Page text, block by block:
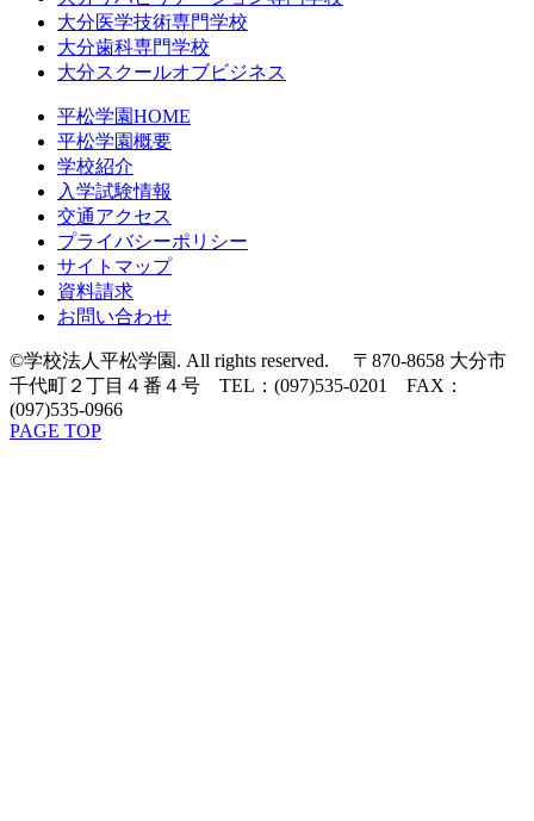
大分医学技術専門学校
大分歯科専門学校
大分スクールオブビジネス
平松学園HOME
平松学園概要
学校紹介
入学試験情報
交通アクセス
プライバシーポリシー
サイトマップ
資料請求
お問い合わせ
©学校法人平松学園. All rights reserved. 〒870-8658 大分市
千代町２丁目４番４号 TEL：(097)535-0201 FAX：
(097)535-0966
PAGE TOP